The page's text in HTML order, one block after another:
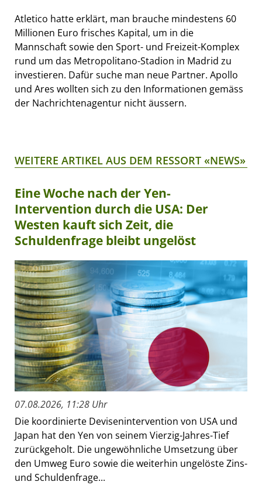
Atletico hatte erklärt, man brauche mindestens 60
Millionen Euro frisches Kapital, um in die
Mannschaft sowie den Sport- und Freizeit-Komplex
rund um das Metropolitano-Stadion in Madrid zu
investieren. Dafür suche man neue Partner. Apollo
und Ares wollten sich zu den Informationen gemäss
der Nachrichtenagentur nicht äussern.
WEITERE ARTIKEL AUS DEM RESSORT «NEWS»
Eine Woche nach der Yen-
Intervention durch die USA: Der
Westen kauft sich Zeit, die
Schuldenfrage bleibt ungelöst
07.08.2026, 11:28 Uhr
Die koordinierte Devisenintervention von USA und
Japan hat den Yen von seinem Vierzig-Jahres-Tief
zurückgeholt. Die ungewöhnliche Umsetzung über
den Umweg Euro sowie die weiterhin ungelöste Zins-
und Schuldenfrage...